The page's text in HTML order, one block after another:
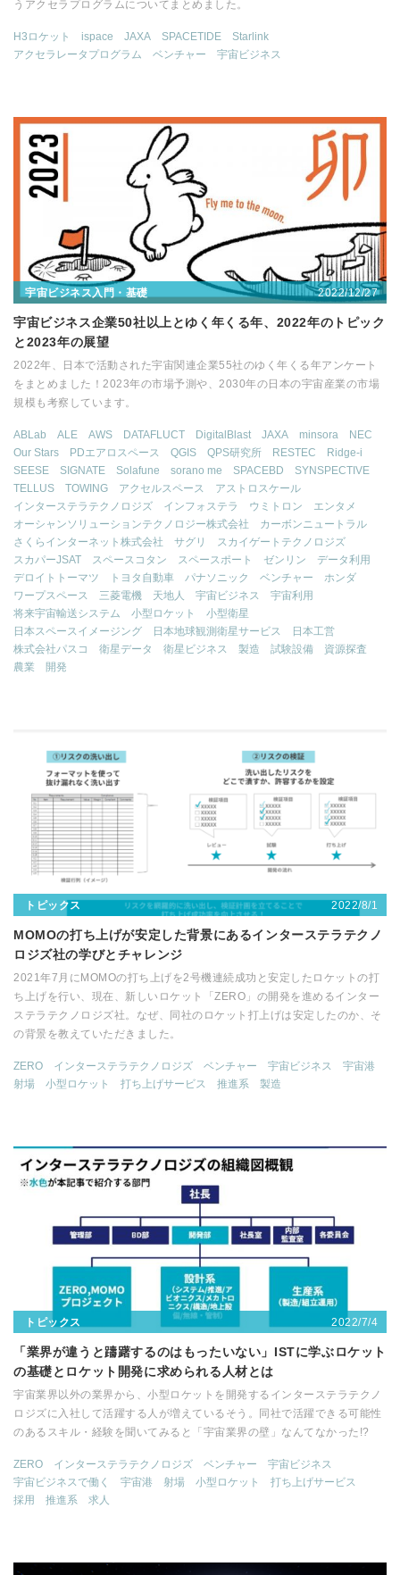
うアクセラプログラムについてまとめました。
H3ロケット ispace JAXA SPACETIDE
Starlink
アクセラレータプログラム
ベンチャー 宇宙ビジネス
宇宙ビジネス入門・基礎 2022/12/27
宇宙ビジネス企業50社以上とゆく年くる年、2022年のトピック
と2023年の展望
2022年、日本で活動された宇宙関連企業55社のゆく年くる年アンケート
をまとめました！2023年の市場予測や、2030年の日本の宇宙産業の市場
規模も考察しています。
ABLab ALE AWS DATAFLUCT DigitalBlast JAXA minsora
NEC
Our Stars
PDエアロスペース QGIS QPS研究所 RESTEC
Ridge-i
SEESE
SIGNATE Solafune sorano me SPACEBD
SYNSPECTIVE
TELLUS
TOWING アクセルスペース
アストロスケール
インターステラテクノロジズ
インフォステラ ウミトロン
エンタメ
オーシャンソリューションテクノロジー株式会社
カーボンニュートラル
さくらインターネット株式会社
サグリ
スカイゲートテクノロジズ
スカパーJSAT
スペースコタン スペースポート ゼンリン
データ利用
デロイトトーマツ
トヨタ自動車 パナソニック ベンチャー
ホンダ
ワープスペース
三菱電機 天地人 宇宙ビジネス
宇宙利用
将来宇宙輸送システム
小型ロケット
小型衛星
日本スペースイメージング
日本地球観測衛星サービス
日本工営
株式会社パスコ
衛星データ 衛星ビジネス 製造 試験設備
資源探査
農業
開発
トピックス 2022/8/1
MOMOの打ち上げが安定した背景にあるインターステラテクノ
ロジズ社の学びとチャレンジ
2021年7月にMOMOの打ち上げを2号機連続成功と安定したロケットの打
ち上げを行い、現在、新しいロケット「ZERO」の開発を進めるインター
ステラテクノロジズ社。なぜ、同社のロケット打上げは安定したのか、そ
の背景を教えていただきました。
ZERO インターステラテクノロジズ ベンチャー 宇宙ビジネス
宇宙港
射場
小型ロケット 打ち上げサービス 推進系 製造
トピックス 2022/7/4
「業界が違うと躊躇するのはもったいない」ISTに学ぶロケット
の基礎とロケット開発に求められる人材とは
宇宙業界以外の業界から、小型ロケットを開発するインターステラテクノ
ロジズに入社して活躍する人が増えているそう。同社で活躍できる可能性
のあるスキル・経験を聞いてみると「宇宙業界の壁」なんてなかった!?
ZERO インターステラテクノロジズ ベンチャー
宇宙ビジネス
宇宙ビジネスで働く
宇宙港 射場 小型ロケット
打ち上げサービス
採用
推進系 求人